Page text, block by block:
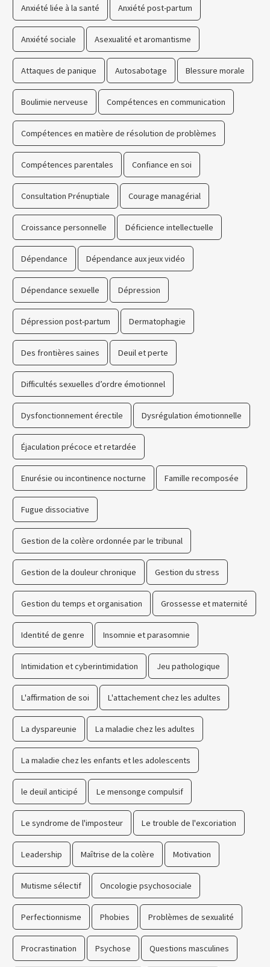
Anxiété liée à la santé Anxiété post-partum
Anxiété sociale Asexualité et aromantisme
Attaques de panique Autosabotage Blessure morale
Boulimie nerveuse Compétences en communication
Compétences en matière de résolution de problèmes
Compétences parentales Confiance en soi
Consultation Prénuptiale Courage managérial
Croissance personnelle Déficience intellectuelle
Dépendance Dépendance aux jeux vidéo
Dépendance sexuelle Dépression
Dépression post-partum Dermatophagie
Des frontières saines Deuil et perte
Difficultés sexuelles d’ordre émotionnel
Dysfonctionnement érectile Dysrégulation émotionnelle
Éjaculation précoce et retardée
Enurésie ou incontinence nocturne Famille recomposée
Fugue dissociative
Gestion de la colère ordonnée par le tribunal
Gestion de la douleur chronique Gestion du stress
Gestion du temps et organisation Grossesse et maternité
Identité de genre Insomnie et parasomnie
Intimidation et cyberintimidation Jeu pathologique
L'affirmation de soi L'attachement chez les adultes
La dyspareunie La maladie chez les adultes
La maladie chez les enfants et les adolescents
le deuil anticipé Le mensonge compulsif
Le syndrome de l'imposteur Le trouble de l'excoriation
Leadership Maîtrise de la colère Motivation
Mutisme sélectif Oncologie psychosociale
Perfectionnisme Phobies Problèmes de sexualité
Procrastination Psychose Questions masculines